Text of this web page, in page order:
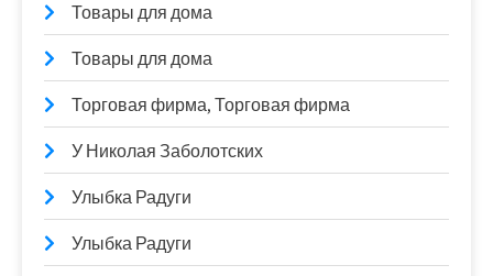
Товары для дома
Товары для дома
Торговая фирма, Торговая фирма
У Николая Заболотских
Улыбка Радуги
Улыбка Радуги